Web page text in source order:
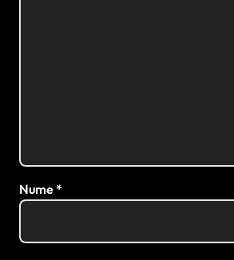
Nume*